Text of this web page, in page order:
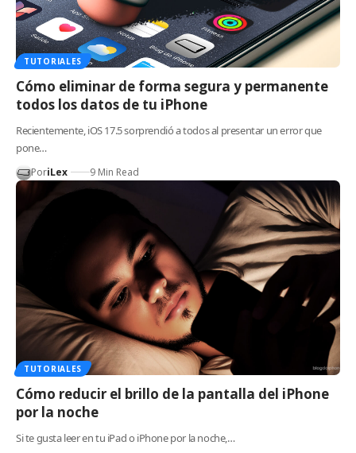
TUTORIALES
Cómo eliminar de forma segura y permanente
todos los datos de tu iPhone
Recientemente, iOS 17.5 sorprendió a todos al presentar un error que
pone…
PoriLex 9 Min Read
TUTORIALES
Cómo reducir el brillo de la pantalla del iPhone
por la noche
Si te gusta leer en tu iPad o iPhone por la noche,…